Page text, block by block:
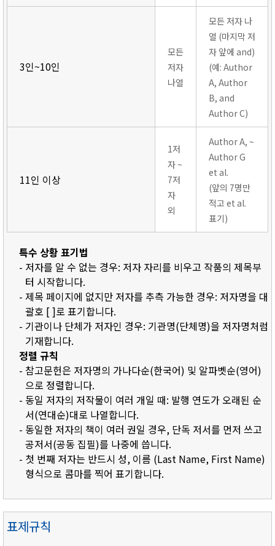
3인~10인
모든
저자
나열
모든 저자 나
열 (마지막 저
자 앞에 and)
(예: Author
A, Author
B, and
Author C)
11인 이상
1저
자 ~
7저
자
외
Author A, ~
Author G
et al.
(앞의 7명만
적고 et al.
표기)
특수 상황 표기법
- 저자를 알 수 없는 경우: 저자 자리를 비우고 작품의 제목부
터 시작합니다.
- 제목 페이지에 없지만 저자를 추측 가능한 경우: 저자명을 대
괄호 [ ]로 표기합니다.
- 기관이나 단체가 저자인 경우: 기관명(단체명)을 저자명처럼
기재합니다.
정렬 규칙
- 참고문헌은 저자명의 가나다순(한국어) 및 알파벳순(영어)
으로 정렬합니다.
- 동일 저자의 저작물이 여러 개일 때: 발행 연도가 오래된 순
서(연대순)대로 나열합니다.
- 동일한 저자의 책이 여러 권일 경우, 단독 저서를 먼저 쓰고
공저서(공동 집필)를 나중에 씁니다.
- 첫 번째 저자는 반드시 성, 이름 (Last Name, First Name)
형식으로 콤마를 찍어 표기합니다.
표제규칙